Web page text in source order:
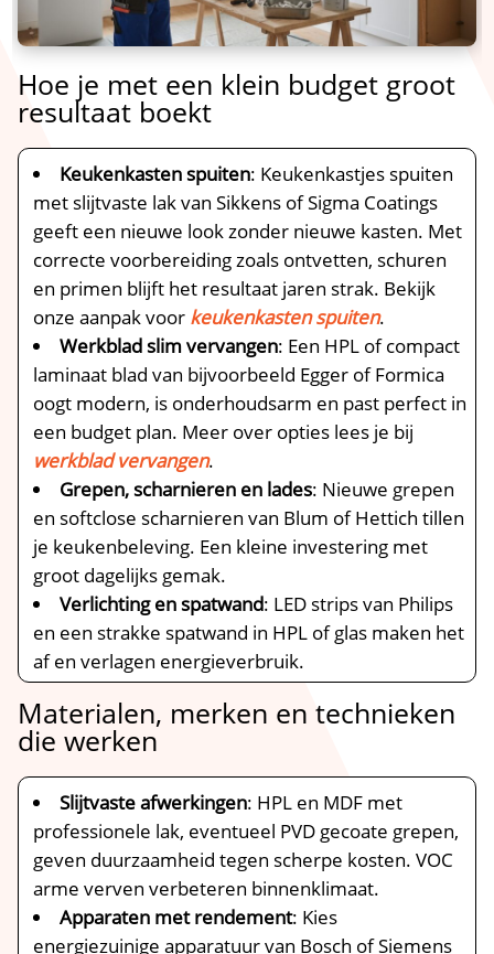
Hoe je met een klein budget groot
resultaat boekt
Keukenkasten spuiten: Keukenkastjes spuiten
met slijtvaste lak van Sikkens of Sigma Coatings
geeft een nieuwe look zonder nieuwe kasten.​ Met
correcte voorbereiding zoals ontvetten, schuren
en primen blijft het resultaat jaren strak.​ Bekijk
onze aanpak voor keukenkasten spuiten.​
Werkblad slim vervangen: Een HPL of compact
laminaat blad van bijvoorbeeld Egger of Formica
oogt modern, is onderhoudsarm en past perfect in
een budget plan.​ Meer over opties lees je bij
werkblad vervangen.​
Grepen, scharnieren en lades: Nieuwe grepen
en softclose scharnieren van Blum of Hettich tillen
je keukenbeleving.​ Een kleine investering met
groot dagelijks gemak.​
Verlichting en spatwand: LED strips van Philips
en een strakke spatwand in HPL of glas maken het
af en verlagen energieverbruik.​
Materialen, merken en technieken
die werken
Slijtvaste afwerkingen: HPL en MDF met
professionele lak, eventueel PVD gecoate grepen,
geven duurzaamheid tegen scherpe kosten.​ VOC
arme verven verbeteren binnenklimaat.​
Apparaten met rendement: Kies
energiezuinige apparatuur van Bosch of Siemens